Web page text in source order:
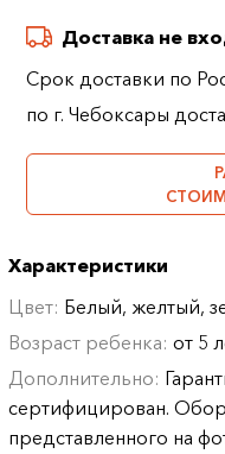
Доставка не
Срок доставки по
по г. Чебоксары
Характеристики
Цвет: Белый, желтый,
Возраст ребенка:от 5
Дополнительно:
сертифицирован.
представленного на